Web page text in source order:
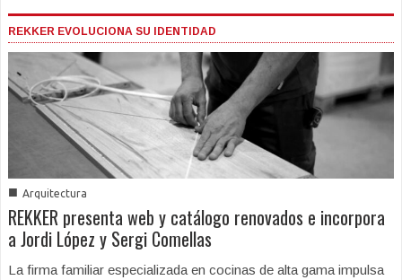
REKKER EVOLUCIONA SU IDENTIDAD
■ Arquitectura
REKKER presenta web y catálogo renovados e incorpora
a Jordi López y Sergi Comellas
La firma familiar especializada en cocinas de alta gama impulsa